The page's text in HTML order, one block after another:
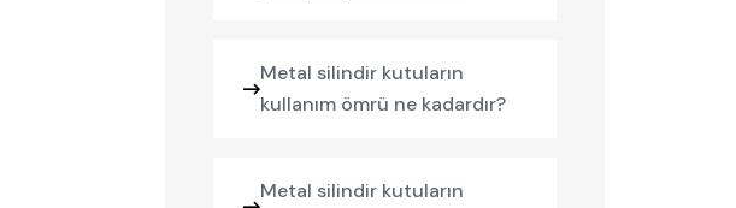
Metal silindir kutuların
kullanım ömrü ne kadardır?
Metal silindir kutuların